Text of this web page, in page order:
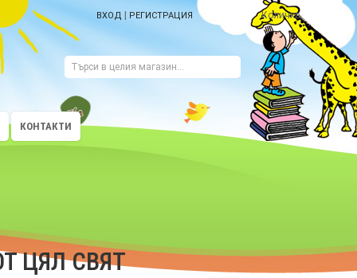
ВХОД | РЕГИСТРАЦИЯ Количка
КОНТАКТИ
ЦЯЛ СВЯТ